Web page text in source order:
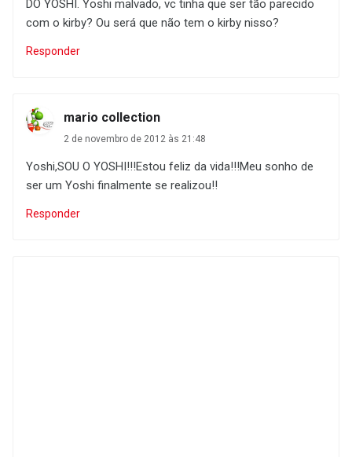
DO YOSHI. Yoshi malvado, vc tinha que ser tão parecido
com o kirby? Ou será que não tem o kirby nisso?
Responder
mario collection
2 de novembro de 2012 às 21:48
Yoshi,SOU O YOSHI!!!Estou feliz da vida!!!Meu sonho de
ser um Yoshi finalmente se realizou!!
Responder